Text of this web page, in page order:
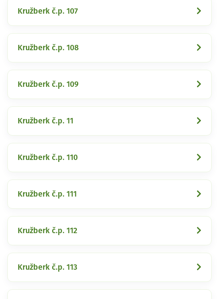
Kružberk č.p. 107
Kružberk č.p. 108
Kružberk č.p. 109
Kružberk č.p. 11
Kružberk č.p. 110
Kružberk č.p. 111
Kružberk č.p. 112
Kružberk č.p. 113